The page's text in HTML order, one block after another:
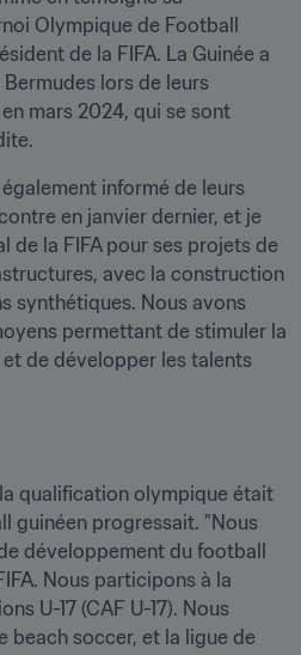
Olympique de Football
de la FIFA. La Guinée a
lors de leurs
mars 2024, qui se sont
également informé de leurs
en janvier dernier, et je
de la FIFA pour ses projets de
avec la construction
synthétiques. Nous avons
permettant de stimuler la
de développer les talents
qualification olympique était
guinéen progressait. "Nous
développement du football
Nous participons à la
U-17 (CAF U-17). Nous
beach soccer, et la ligue de